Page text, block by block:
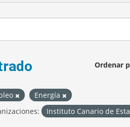
Ordenar
Energía
Instituto Canario de